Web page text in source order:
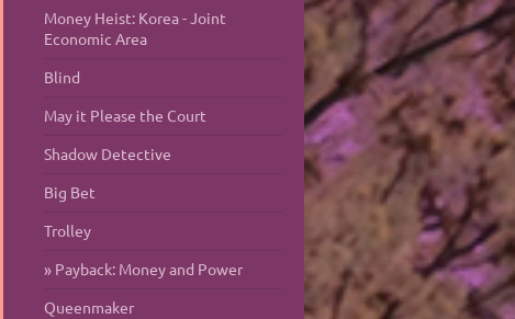
Money Heist: Korea - Joint
Economic Area
Blind
May it Please the Court
Shadow Detective
Big Bet
Trolley
Payback: Money and Power
Queenmaker